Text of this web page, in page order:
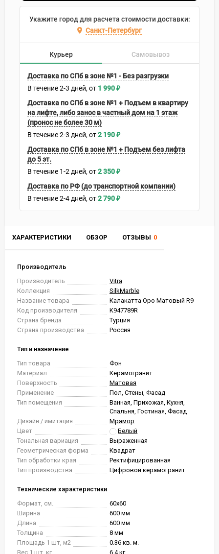
ХАРАКТЕРИСТИКИ ОБЗОР ОТЗЫВЫ 0
Производитель
Производитель
Vitra
Коллекция
SilkMarble
Название товара
Калакатта Оро Матовый R9
Код производителя
K947789R
Страна бренда
Турция
Страна производства
Россия
Тип и назначение
Тип товара
Фон
Материал
Керамогранит
Поверхность
Матовая
Применение
Пол, Стены, Фасад
Тип помещения
Ванная, Прихожая, Кухня,
Спальня, Гостиная, Фасад
Дизайн / имитация
Мрамор
Цвет
Белый
Тональная вариация
Выраженная
Геометрическая форма
Квадрат
Тип обработки края
Ректифицированная
Тип производства
Цифровой керамогранит
Технические характеристики
Формат, см.
60x60
Ширина
600 мм
Длина
600 мм
Толщина
8 мм
Площадь 1 шт, м2
0.36 кв. м.
Вес 1 шт, кг.
6.4 кг
Укажите город для расчета стоимости доставки:
Санкт-Петербург
Курьер Самовывоз
Доставка по СПб в зоне №1 - Без разгрузки
В течение2-3 дней 1 990₽
Доставка по СПб в зоне №1 + Подъем в квартиру
на лифте, либо занос в частный дом на 1 этаж
(пронос не более 30 м)
В течение2-3 дней 2 190₽
Доставка по СПб в зоне №1 + Подъем без лифта
до 5 эт.
В течение 1-2 дней 2 350₽
Доставка по РФ (до транспортной компании)
В течение2-4 дней 2 790₽